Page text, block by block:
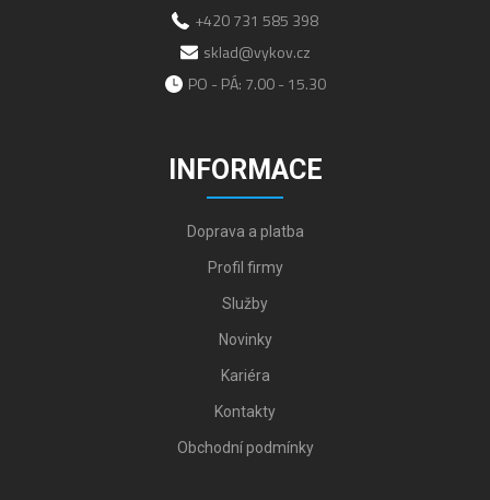
+420 731 585 398
sklad@vykov.cz
PO - PÁ: 7.00 - 15.30
INFORMACE
Doprava a platba
Profil firmy
Služby
Novinky
Kariéra
Kontakty
Obchodní podmínky